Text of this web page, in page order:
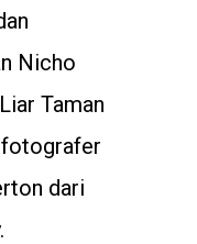
Nicho
Taman
fotografer
dari